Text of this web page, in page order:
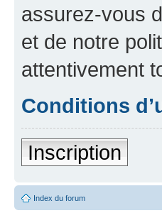
assurez-vous
et de notre
attentivement
Conditions
Inscription
Index du forum